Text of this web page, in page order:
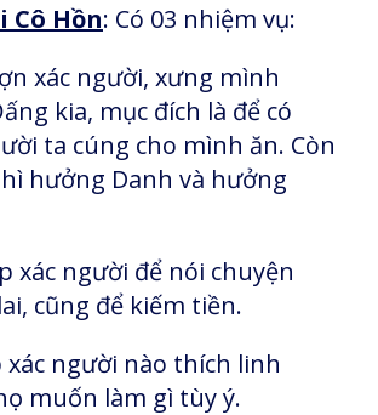
Cô Hồn: Có 03 nhiệm vụ:
xác người, xưng mình
kia, mục đích là để có
ta cúng cho mình ăn. Còn
hưởng Danh và hưởng
xác người để nói chuyện
cũng để kiếm tiền.
xác người nào thích linh
muốn làm gì tùy ý.